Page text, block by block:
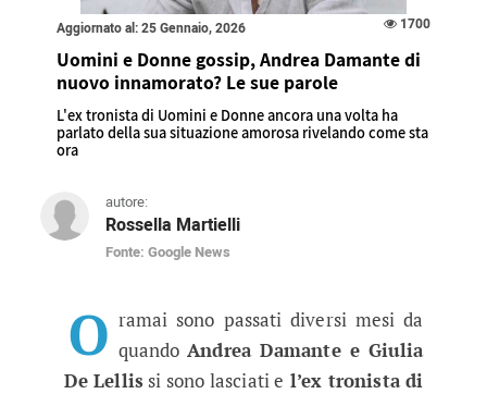
Aggiornato al: 25 Gennaio, 2026 1700
Uomini e Donne gossip, Andrea Damante di
nuovo innamorato? Le sue parole
L'ex tronista di Uomini e Donne ancora una volta ha
parlato della sua situazione amorosa rivelando come sta
ora
autore:
Rossella Martielli
Fonte: Google News
Uomini e Donne gossip, Andrea
O ramai sono passati diversi mesi da
quandoAndrea Damante e Giulia
De Lellis si sono lasciati e l’ex tronista di